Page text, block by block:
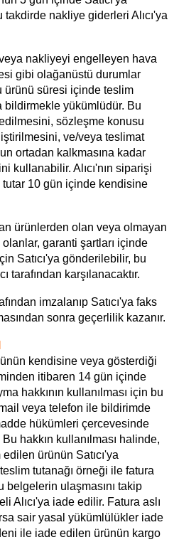
nakliye giderleri Alıcı'ya
nakliyeyi engelleyen hava
gibi olağanüstü durumlar
ürünü süresi içinde teslim
bildirmekle yükümlüdür. Bu
sözleşme konusu
ve/veya teslimat
ortadan kalkmasına kadar
kullanabilir. Alıcı'nın siparişi
10 gün içinde kendisine
ürünlerden olan veya olmayan
garanti şartları içinde
Satıcı'ya gönderilebilir, bu
tarafından karşılanacaktır.
imzalanıp Satıcı'ya faks
sonra geçerlilik kazanır.
kendisine veya gösterdiği
itibaren 14 gün içinde
hakkının kullanılması için bu
veya telefon ile bildirimde
hükümleri çercevesinde
Bu hakkın kullanılması halinde,
edilen ürünün Satıcı'ya
tutanağı örneği ile fatura
belgelerin ulaşmasını takip
Alıcı'ya iade edilir. Fatura aslı
sair yasal yükümlülükler iade
ile iade edilen ürünün kargo